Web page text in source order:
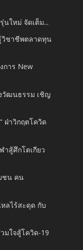
นใหม่ จัดเต็ม...
วิชาชีพตลาดทุน
การ New
วัฒนธรรม เชิญ
ฝ่าวิกฤตโควิด
าสู้ศึกโตเกียว
ชน คน
ลไร้สะดุด กับ
มใจสู้โควิด-19